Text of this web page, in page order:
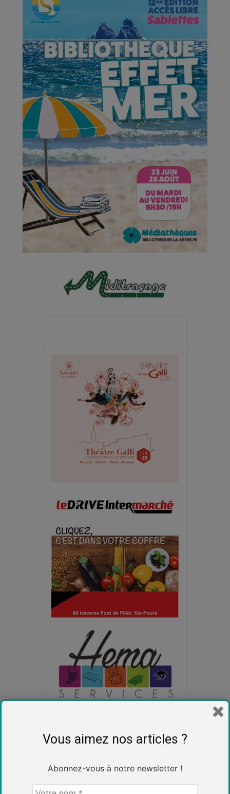
Vous aimez nos articles ?
Abonnez-vous à notre newsletter !